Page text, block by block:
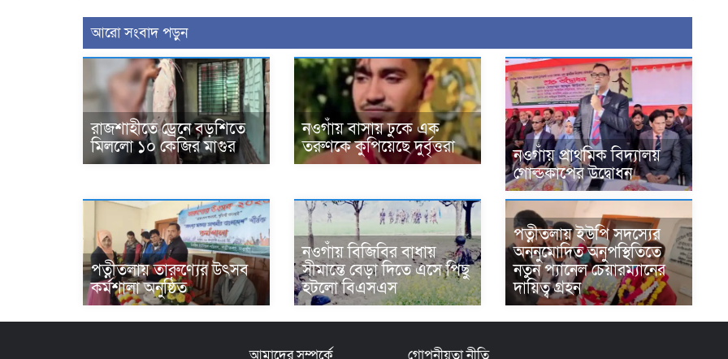
আরো সংবাদ পড়ুন
রাজশাহীতে ড্রেনে বড়শিতে
মিললো ১০ কেজির মাগুর
নওগাঁয় বাসায় ঢুকে এক
তরুণকে কুপিয়েছে দুর্বৃত্তরা
নওগাঁয় প্রাথমিক বিদ্যালয়
গোল্ডকাপের উদ্বোধন
পত্নীতলায় তারুণ্যের উৎসব
কর্মশালা অনুষ্ঠিত
নওগাঁয় বিজিবির বাধায়
সীমান্তে বেড়া দিতে এসে পিছু
হটলো বিএসএস
পত্নীতলায় ইউপি সদস্যের
অননুমোদিত অনুপস্থিতিতে
নতুন প্যানেল চেয়ারম্যানের
দায়িত্ব গ্রহন
আমাদের সম্পর্কে গোপনীয়তা নীতি